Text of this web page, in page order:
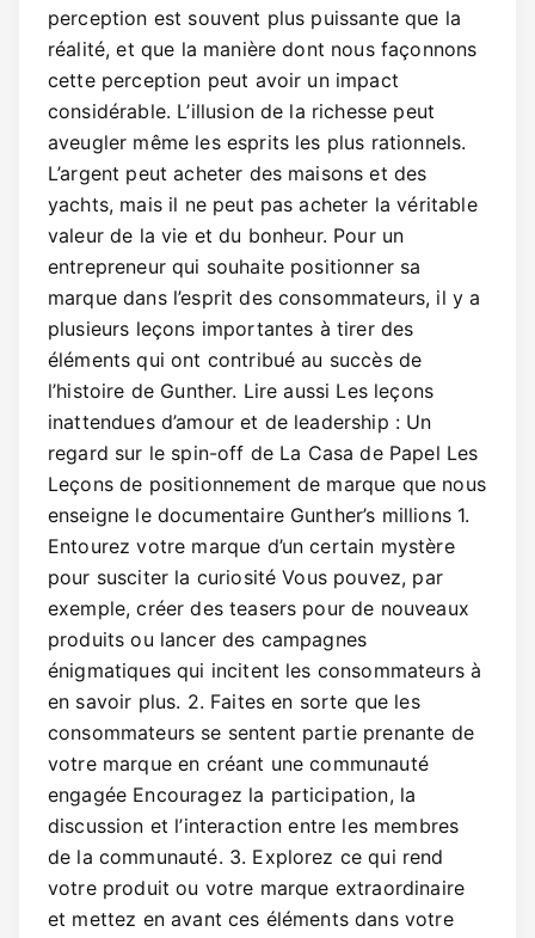
perception est souvent plus puissante que la
réalité, et que la manière dont nous façonnons
cette perception peut avoir un impact
considérable. L’illusion de la richesse peut
aveugler même les esprits les plus rationnels.
L’argent peut acheter des maisons et des
yachts, mais il ne peut pas acheter la véritable
valeur de la vie et du bonheur. Pour un
entrepreneur qui souhaite positionner sa
marque dans l’esprit des consommateurs, il y a
plusieurs leçons importantes à tirer des
éléments qui ont contribué au succès de
l’histoire de Gunther. Lire aussi Les leçons
inattendues d’amour et de leadership : Un
regard sur le spin-off de La Casa de Papel Les
Leçons de positionnement de marque que nous
enseigne le documentaire Gunther’s millions 1.
Entourez votre marque d’un certain mystère
pour susciter la curiosité Vous pouvez, par
exemple, créer des teasers pour de nouveaux
produits ou lancer des campagnes
énigmatiques qui incitent les consommateurs à
en savoir plus. 2. Faites en sorte que les
consommateurs se sentent partie prenante de
votre marque en créant une communauté
engagée Encouragez la participation, la
discussion et l’interaction entre les membres
de la communauté. 3. Explorez ce qui rend
votre produit ou votre marque extraordinaire
et mettez en avant ces éléments dans votre